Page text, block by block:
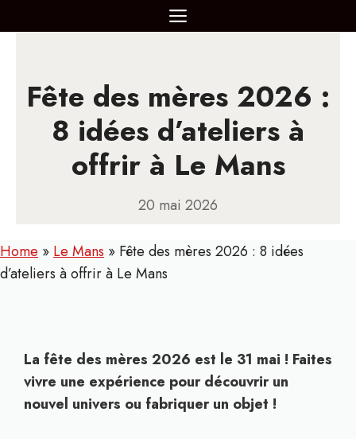
au
MENU
Fête des mères 2026 :
8 idées d’ateliers à
offrir à Le Mans
20 mai 2026
Home » Le Mans » Fête des mères 2026 : 8 idées
d’ateliers à offrir à Le Mans
La fête des mères 2026 est le 31 mai ! Faites
vivre une expérience pour découvrir un
nouvel univers ou fabriquer un objet !